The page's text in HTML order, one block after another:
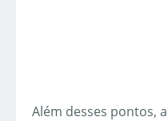
Além desses pontos,